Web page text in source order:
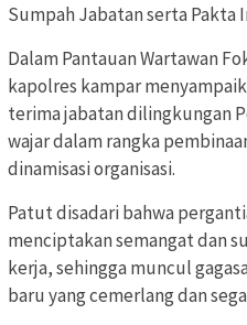
Sumpah Jabatan serta Pakta
Dalam Pantauan Wartawan
kapolres kampar
terima jabatan dilingkungan
wajar dalam rangka
dinamisasi organisasi.
Patut disadari bahwa
menciptakan semangat dan
kerja, sehingga muncul
baru yang cemerlang dan